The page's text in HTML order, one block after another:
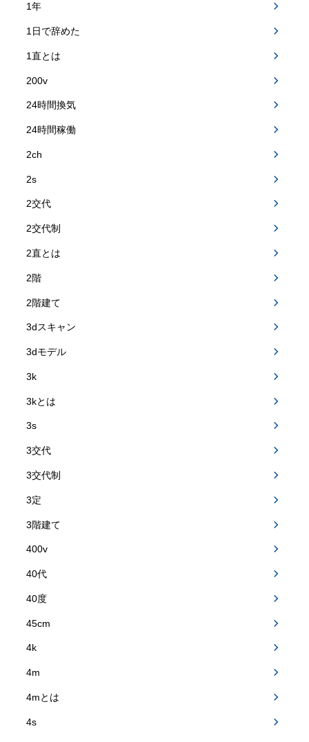
1年
1日で辞めた
1直とは
200v
24時間換気
24時間稼働
2ch
2s
2交代
2交代制
2直とは
2階
2階建て
3dスキャン
3dモデル
3k
3kとは
3s
3交代
3交代制
3定
3階建て
400v
40代
40度
45cm
4k
4m
4mとは
4s